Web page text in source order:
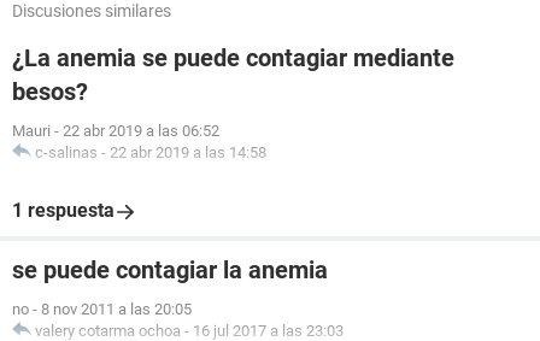
Discusiones similares
¿La anemia se puede contagiar mediante
besos?
Mauri - 22 abr 2019 a las 06:52
c-salinas - 22 abr 2019 a las 14:58
1 respuesta
se puede contagiar la anemia
no - 8 nov 2011 a las 20:05
valery cotarma ochoa - 16 jul 2017 a las 23:03